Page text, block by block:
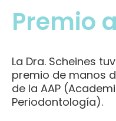
Premio
La Dra. Scheines
premio de manos
de la AAP
Periodontología).